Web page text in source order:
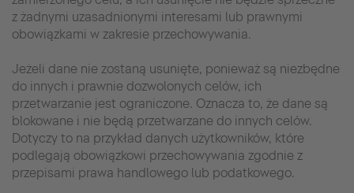
z żadnymi uzasadnionymi interesami lub prawnymi
obowiązkami w zakresie przechowywania.
Jeżeli dane nie zostaną usunięte, ponieważ są niezbędne
do innych i prawnie dozwolonych celów, ich
przetwarzanie jest ograniczone. Oznacza to, że dane są
blokowane i nie będą przetwarzane do innych celów.
Dotyczy to na przykład danych użytkowników, które
podlegają obowiązkowi przechowywania zgodnie z
przepisami prawa handlowego lub podatkowego.